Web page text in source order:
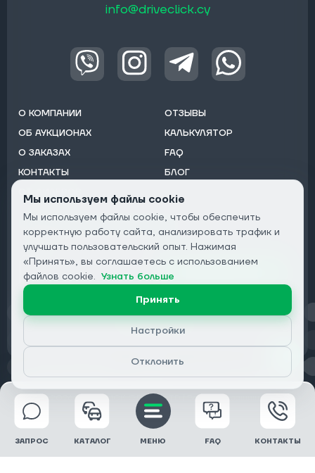
info@driveclick.cy
О КОМПАНИИ
ОБ АУКЦИОНАХ
О ЗАКАЗАХ
КОНТАКТЫ
ОТЗЫВЫ
КАЛЬКУЛЯТОР
FAQ
БЛОГ
Подписаться на рассылку:
Email
Конфиденциальность
© 2026 DRIVECLICK GROUP LTD | Все права защищены
ЗАПРОС КАТАЛОГ МЕНЮ FAQ КОНТАКТЫ
Мы используем файлы cookie
Мы используем файлы cookie, чтобы обеспечить
корректную работу сайта, анализировать трафик и
улучшать пользовательский опыт. Нажимая
«Принять», вы соглашаетесь с использованием
файлов cookie. Узнать больше
Принять
Настройки
Отклонить